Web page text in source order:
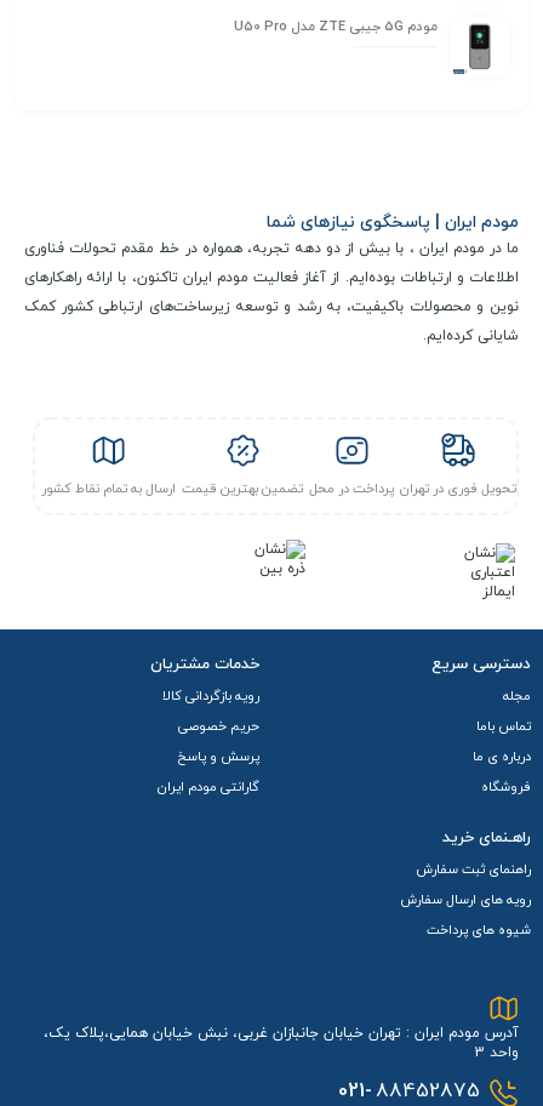
مودم 5G جیبی ZTE مدل U50 Pro
مودم ایران | پاسخگوی نیازهای شما
ما در مودم ایران ، با بیش از دو دهه تجربه، همواره در خط مقدم تحولات فناوری
اطلاعات و ارتباطات بوده‌ایم. از آغاز فعالیت مودم ایران تاکنون، با ارائه راهکارهای
نوین و محصولات باکیفیت، به رشد و توسعه زیرساخت‌های ارتباطی کشور کمک
شایانی کرده‌ایم.
تحویل فوری در تهران پرداخت در محل تضمین بهترین قیمت ارسال به تمام نقاط کشور
دسترسی سریع
مجله
تماس باما
درباره ی ما
فروشگاه
خدمات مشتریان
رویه بازگردانی کالا
حریم خصوصی
پرسش و پاسخ
گارانتی مودم ایران
راهـنمای خرید
راهنمای ثبت سفارش
رویه های ارسال سفارش
شیوه های پرداخت
آدرس مودم ایران : تهران خیابان جانبازان غربی، نبش خیابان همایی،پلاک یک،
واحد 3
021-88452875